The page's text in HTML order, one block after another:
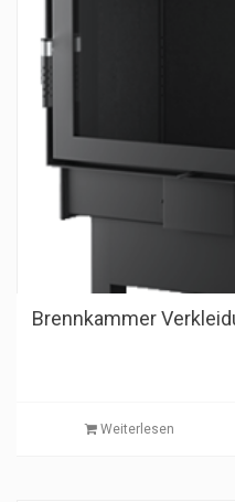
Brennkammer
Weiterlesen